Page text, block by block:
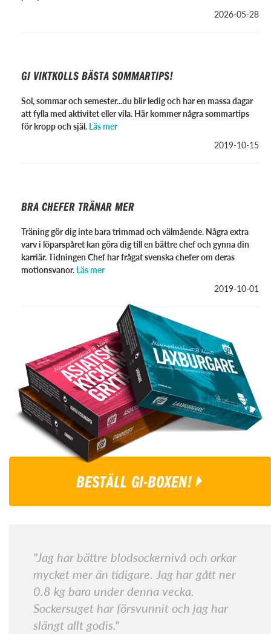
2026-05-28
GI VIKTKOLLS BÄSTA SOMMARTIPS!
Sol, sommar och semester...du blir ledig och har en massa dagar
att fylla med aktivitet eller vila. Här kommer några sommartips
för kropp och själ. Läs mer
2019-10-15
BRA CHEFER TRÄNAR MER
Träning gör dig inte bara trimmad och väl­mående. Några extra
varv i löparspåret kan göra dig till en bättre chef och gynna din
karriär. Tidningen Chef har frågat svenska chefer om deras
motionsvanor. Läs mer
2019-10-01
BESTÄLL GI-BOXEN!
"Jag har bättre blodsockernivå och orkar
mycket mer än tidigare. Jag har gått ner
0.8 kg bara under denna vecka.
Sockersuget har försvunnit och jag har
slängt allt godis."